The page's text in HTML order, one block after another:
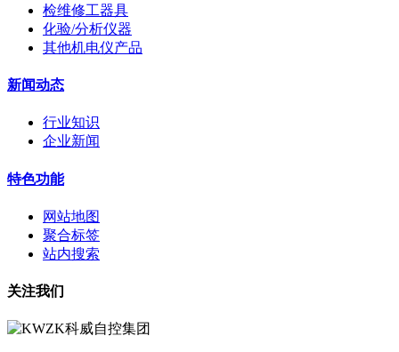
检维修工器具
化验/分析仪器
其他机电仪产品
新闻动态
行业知识
企业新闻
特色功能
网站地图
聚合标签
站内搜索
关注我们